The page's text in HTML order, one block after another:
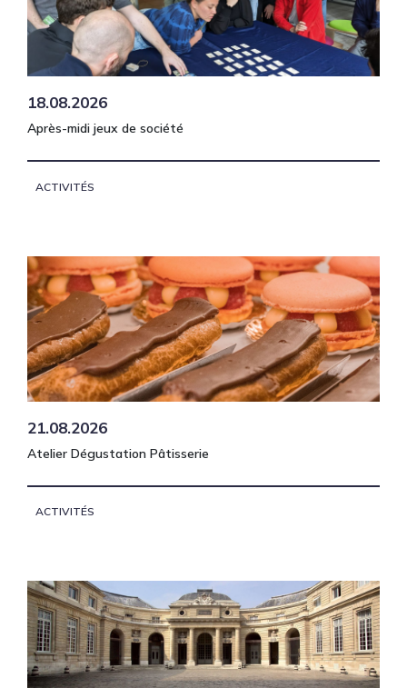
18.08.2026
Après-midi jeux de société
ACTIVITÉS
21.08.2026
Atelier Dégustation Pâtisserie
ACTIVITÉS